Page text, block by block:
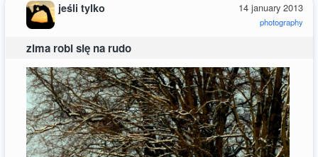
14 january 2013
photography
jeśli tylko
zima robi się na rudo